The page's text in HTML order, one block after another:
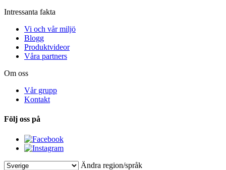
Intressanta fakta
Vi och vår miljö
Blogg
Produktvideor
Våra partners
Om oss
Vår grupp
Kontakt
Följ oss på
Ändra region/språk